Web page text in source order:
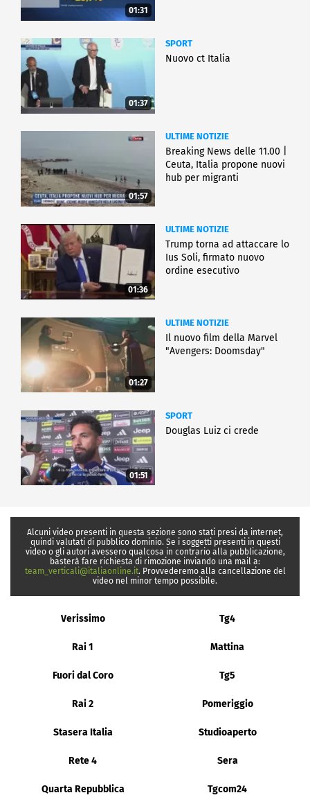
01:31
01:37
SPORT
Nuovo ct Italia
01:57
ULTIME NOTIZIE
Breaking News delle 11.00 |
Ceuta, Italia propone nuovi
hub per migranti
01:36
ULTIME NOTIZIE
Trump torna ad attaccare lo
Ius Soli, firmato nuovo
ordine esecutivo
01:27
ULTIME NOTIZIE
Il nuovo film della Marvel
"Avengers: Doomsday"
01:51
SPORT
Douglas Luiz ci crede
Alcuni video presenti in questa sezione sono stati presi da internet,
quindi valutati di pubblico dominio. Se i soggetti presenti in questi
video o gli autori avessero qualcosa in contrario alla pubblicazione,
basterà fare richiesta di rimozione inviando una mail a:
team_verticali@italiaonline.it. Provvederemo alla cancellazione del
video nel minor tempo possibile.
Verissimo Tg4
Rai 1 Mattina
Fuori dal Coro Tg5
Rai 2 Pomeriggio
Stasera Italia Studioaperto
Rete 4 Sera
Quarta Repubblica Tgcom24